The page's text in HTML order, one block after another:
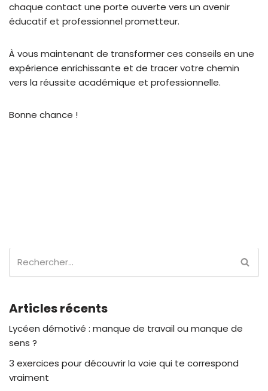
chaque contact une porte ouverte vers un avenir
éducatif et professionnel prometteur.
À vous maintenant de transformer ces conseils en une
expérience enrichissante et de tracer votre chemin
vers la réussite académique et professionnelle.
Bonne chance !
Articles récents
Lycéen démotivé : manque de travail ou manque de
sens ?
3 exercices pour découvrir la voie qui te correspond
vraiment